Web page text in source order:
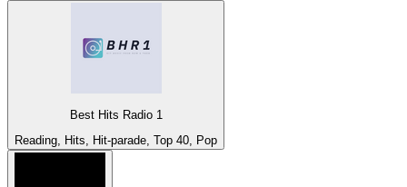
Best Hits Radio 1
Reading, Hits, Hit-parade, Top 40, Pop